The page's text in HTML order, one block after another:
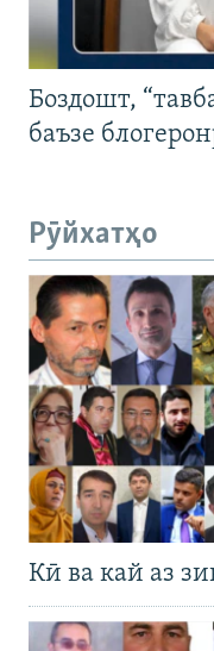
Боздошт,
баъзе
Рӯйхатҳо
Кӣ ва кай аз